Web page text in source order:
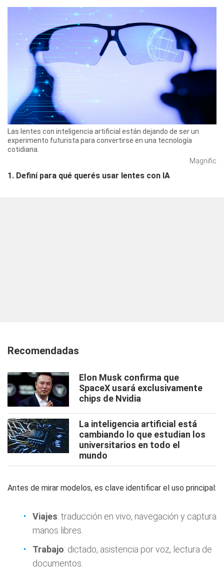
Las lentes con inteligencia artificial están dejando de ser un
experimento futurista para convertirse en una tecnología
cotidiana.
Magnific
1. Definí para qué querés usar lentes con IA
Recomendadas
Elon Musk confirma que
SpaceX usará exclusivamente
chips de Nvidia
La inteligencia artificial está
cambiando lo que estudian los
universitarios en todo el
mundo
Antes de mirar modelos, es clave identificar el uso principal:
Viajes: traducción en vivo, navegación y captura
manos libres.
Trabajo: dictado, asistencia por voz, lectura de
documentos.